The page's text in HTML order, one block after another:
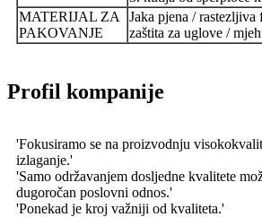
MATERIJAL ZA
PAKOVANJE
Jaka pjena /
zaštita za uglove /
Profil kompanije
'Fokusiramo se na proizvodnju
izlaganje.'
'Samo održavanjem dosljedne kvalitete
dugoročan poslovni odnos.'
'Ponekad je kroj važniji od kvaliteta.'